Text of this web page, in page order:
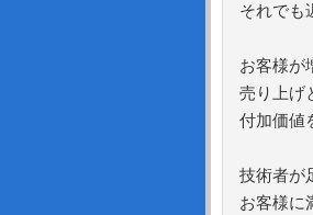
それでも
お客様が
売り上げ
付加価値
技術者が
お客様に